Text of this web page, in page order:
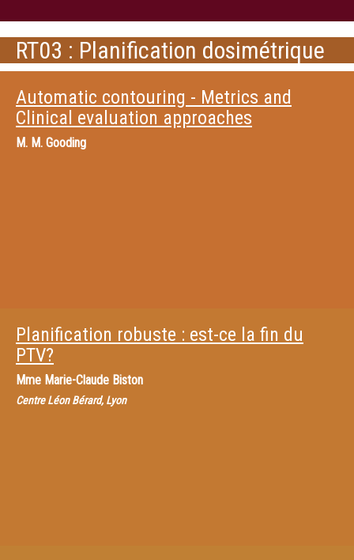
RT03 : Planification dosimétrique
Automatic contouring - Metrics and
Clinical evaluation approaches
M. M. Gooding
Planification robuste : est-ce la fin du
PTV?
Mme Marie-Claude Biston
Centre Léon Bérard, Lyon